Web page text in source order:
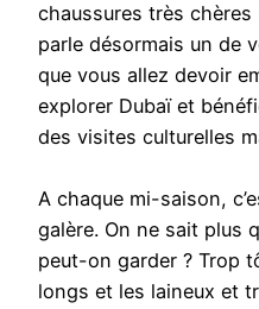
chaussures très
parle désormais un de
que vous allez devoir
explorer Dubaï et
des visites culturelles
A chaque mi-saison,
galère. On ne sait plus
peut-on garder ? Trop
longs et les laineux et